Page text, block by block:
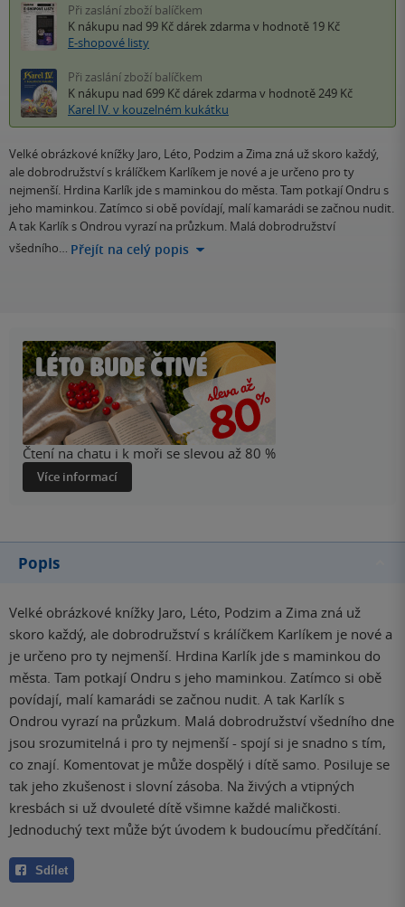
Při zaslání zboží balíčkem
K nákupu nad 99 Kč dárek zdarma v hodnotě 19 Kč
E-shopové listy
Při zaslání zboží balíčkem
K nákupu nad 699 Kč dárek zdarma v hodnotě 249 Kč
Karel IV. v kouzelném kukátku
Velké obrázkové knížky Jaro, Léto, Podzim a Zima zná už skoro každý,
ale dobrodružství s králíčkem Karlíkem je nové a je určeno pro ty
nejmenší. Hrdina Karlík jde s maminkou do města. Tam potkají Ondru s
jeho maminkou. Zatímco si obě povídají, malí kamarádi se začnou nudit.
A tak Karlík s Ondrou vyrazí na průzkum. Malá dobrodružství
všedního… Přejít na celý popis
Čtení na chatu i k moři se slevou až 80 %
Více informací
Popis
Velké obrázkové knížky Jaro, Léto, Podzim a Zima zná už
skoro každý, ale dobrodružství s králíčkem Karlíkem je nové a
je určeno pro ty nejmenší. Hrdina Karlík jde s maminkou do
města. Tam potkají Ondru s jeho maminkou. Zatímco si obě
povídají, malí kamarádi se začnou nudit. A tak Karlík s
Ondrou vyrazí na průzkum. Malá dobrodružství všedního dne
jsou srozumitelná i pro ty nejmenší - spojí si je snadno s tím,
co znají. Komentovat je může dospělý i dítě samo. Posiluje se
tak jeho zkušenost i slovní zásoba. Na živých a vtipných
kresbách si už dvouleté dítě všimne každé maličkosti.
Jednoduchý text může být úvodem k budoucímu předčítání.
Sdílet